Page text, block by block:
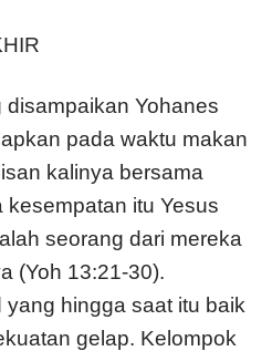
Yohanes
pada waktu makan
kalinya bersama
kesempatan itu Yesus
seorang dari mereka
(Yoh 13:21-30).
hingga saat itu baik
gelap. Kelompok